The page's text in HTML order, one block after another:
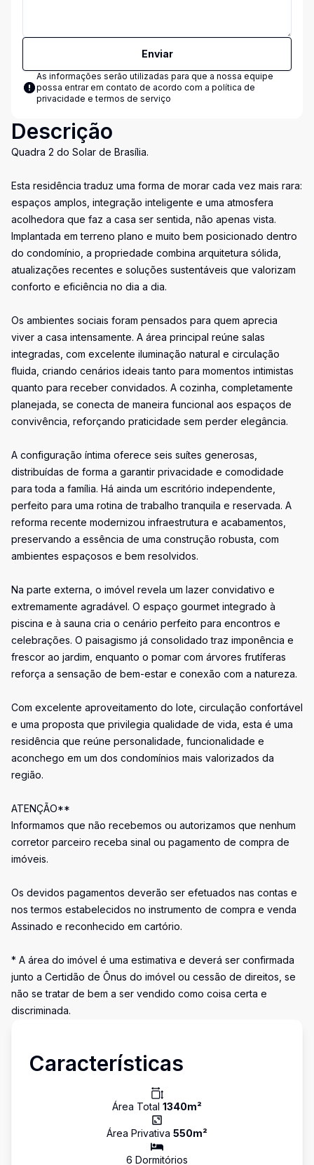
Enviar
As informações serão utilizadas para que a nossa equipe
possa entrar em contato de acordo com a política de
privacidade e termos de serviço
Descrição
Quadra 2 do Solar de Brasília.
Esta residência traduz uma forma de morar cada vez mais rara:
espaços amplos, integração inteligente e uma atmosfera
acolhedora que faz a casa ser sentida, não apenas vista.
Implantada em terreno plano e muito bem posicionado dentro
do condomínio, a propriedade combina arquitetura sólida,
atualizações recentes e soluções sustentáveis que valorizam
conforto e eficiência no dia a dia.
Os ambientes sociais foram pensados para quem aprecia
viver a casa intensamente. A área principal reúne salas
integradas, com excelente iluminação natural e circulação
fluida, criando cenários ideais tanto para momentos intimistas
quanto para receber convidados. A cozinha, completamente
planejada, se conecta de maneira funcional aos espaços de
convivência, reforçando praticidade sem perder elegância.
A configuração íntima oferece seis suítes generosas,
distribuídas de forma a garantir privacidade e comodidade
para toda a família. Há ainda um escritório independente,
perfeito para uma rotina de trabalho tranquila e reservada. A
reforma recente modernizou infraestrutura e acabamentos,
preservando a essência de uma construção robusta, com
ambientes espaçosos e bem resolvidos.
Na parte externa, o imóvel revela um lazer convidativo e
extremamente agradável. O espaço gourmet integrado à
piscina e à sauna cria o cenário perfeito para encontros e
celebrações. O paisagismo já consolidado traz imponência e
frescor ao jardim, enquanto o pomar com árvores frutíferas
reforça a sensação de bem-estar e conexão com a natureza.
Com excelente aproveitamento do lote, circulação confortável
e uma proposta que privilegia qualidade de vida, esta é uma
residência que reúne personalidade, funcionalidade e
aconchego em um dos condomínios mais valorizados da
região.
ATENÇÃO**
Informamos que não recebemos ou autorizamos que nenhum
corretor parceiro receba sinal ou pagamento de compra de
imóveis.
Os devidos pagamentos deverão ser efetuados nas contas e
nos termos estabelecidos no instrumento de compra e venda
Assinado e reconhecido em cartório.
* A área do imóvel é uma estimativa e deverá ser confirmada
junto a Certidão de Ônus do imóvel ou cessão de direitos, se
não se tratar de bem a ser vendido como coisa certa e
discriminada.
Características
Área Total 1340m²
Área Privativa 550m²
6 Dormitórios